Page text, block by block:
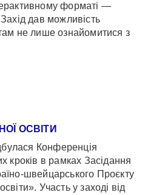
форматі —
дав можливість
не лише ознайомитися з
ОСВІТИ
Конференція
кроків в рамках Засідання
швейцарського Проєкту
Участь у заході від